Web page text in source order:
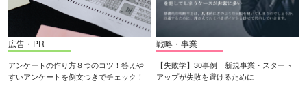
広告・PR
アンケートの作り方８つのコツ！答えや
すいアンケートを例文つきでチェック！
戦略・事業
【失敗学】30事例 新規事業・スタート
アップが失敗を避けるために